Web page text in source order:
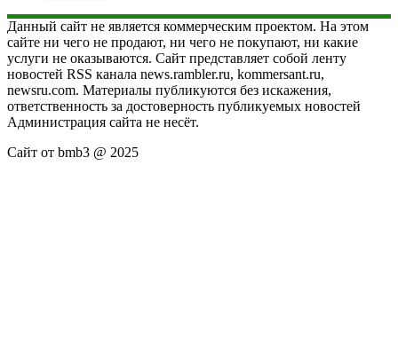
Данный сайт не является коммерческим проектом. На этом
сайте ни чего не продают, ни чего не покупают, ни какие
услуги не оказываются. Сайт представляет собой ленту
новостей RSS канала news.rambler.ru, kommersant.ru,
newsru.com. Материалы публикуются без искажения,
ответственность за достоверность публикуемых новостей
Администрация сайта не несёт.
Сайт от bmb3 @ 2025